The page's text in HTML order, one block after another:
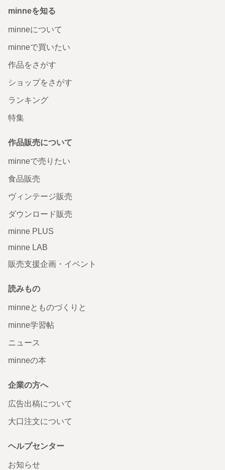
minneを知る
minneについて
minneで買いたい
作品をさがす
ショップをさがす
ランキング
特集
作品販売について
minneで売りたい
食品販売
ヴィンテージ販売
ダウンロード販売
minne PLUS
minne LAB
販売支援企画・イベント
読みもの
minneとものづくりと
minne学習帖
ニュース
minneの本
企業の方へ
広告出稿について
大口注文について
ヘルプセンター
お知らせ